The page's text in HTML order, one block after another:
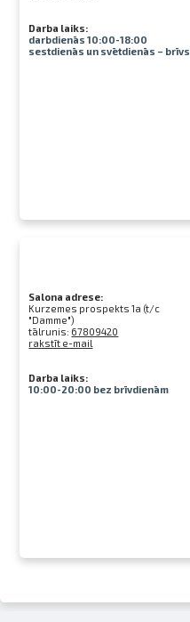
Darba laiks:
darbdienās 10:00-18:00
sestdienās un svētdienās – brīvs
Salona adrese:
Kurzemes prospekts 1a (t/c
"Damme")
tālrunis: 67809420
rakstīt e-mail
Darba laiks:
10:00-20:00 bez brīvdienām